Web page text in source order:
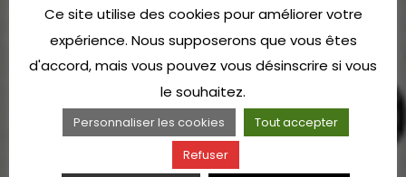
Ce site utilise des cookies pour améliorer votre
expérience. Nous supposerons que vous êtes
d'accord, mais vous pouvez vous désinscrire si vous
le souhaitez.
Personnaliser les cookies
Tout accepter
Refuser